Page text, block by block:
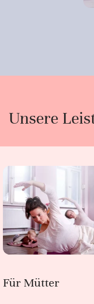
Unsere
Für Mütter